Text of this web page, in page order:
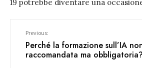
19 potrebbe diventare una
Previous:
Perché la formazione sull’IA
raccomandata ma obbligatoria?